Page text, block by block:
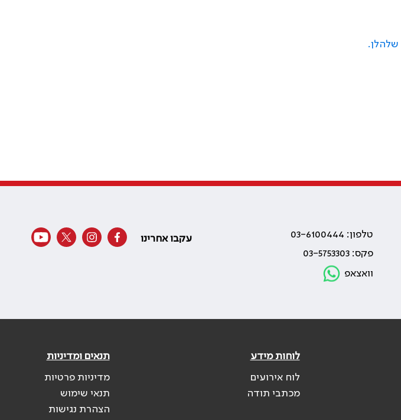
טלפון: 03-6100444
פקס: 03-5753303
וואצאפ
עקבו אחרינו
לוחות מידע
לוח אירועים
מכתבי תודה
תנאים ומדיניות
מדיניות פרטיות
תנאי שימוש
הצהרת נגישות